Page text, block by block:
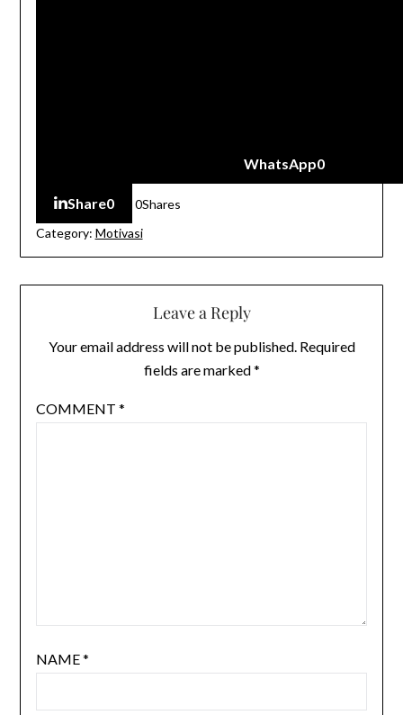
WhatsApp0
Share0 0Shares
Category: Motivasi
Leave a Reply
Your email address will not be published. Required
fields are marked*
COMMENT *
NAME*